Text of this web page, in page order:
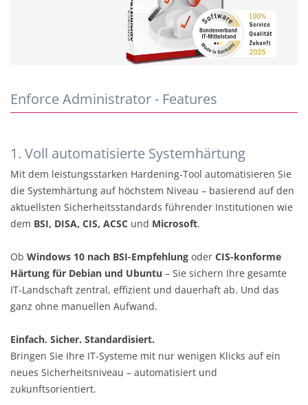
Enforce Administrator - Features
1. Voll automatisierte Systemhärtung
Mit dem leistungsstarken Hardening-Tool automatisieren Sie
die Systemhärtung auf höchstem Niveau – basierend auf den
aktuellsten Sicherheitsstandards führender Institutionen wie
dem BSI, DISA, CIS, ACSC und Microsoft.
Ob Windows 10 nach BSI-Empfehlung oder CIS-konforme
Härtung für Debian und Ubuntu – Sie sichern Ihre gesamte
IT-Landschaft zentral, effizient und dauerhaft ab. Und das
ganz ohne manuellen Aufwand.
Einfach. Sicher. Standardisiert.
Bringen Sie Ihre IT-Systeme mit nur wenigen Klicks auf ein
neues Sicherheitsniveau – automatisiert und
zukunftsorientiert.